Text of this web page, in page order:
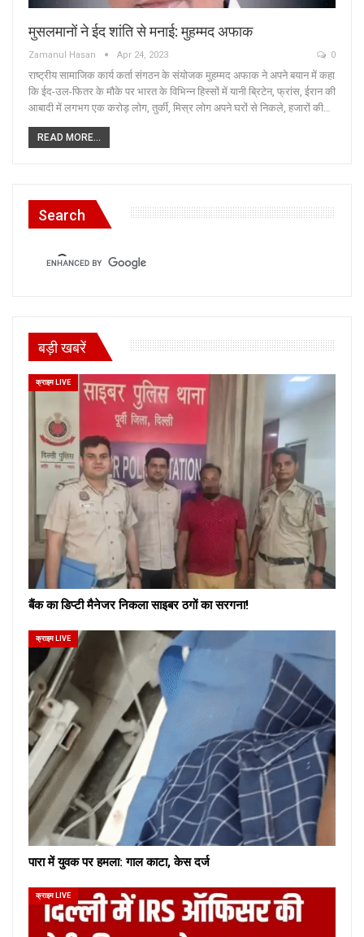
मुसलमानों ने ईद शांति से मनाई: मुहम्मद अफाक
Zamanul Hasan Apr 24, 2023 0
राष्ट्रीय सामाजिक कार्य कर्ता संगठन के संयोजक मुहम्मद अफाक ने अपने बयान में कहा
कि ईद-उल-फितर के मौके पर भारत के विभिन्न हिस्सों में यानी ब्रिटेन, फ्रांस, ईरान की
आबादी में लगभग एक करोड़ लोग, तुर्की, मिस्र लोग अपने घरों से निकले, हजारों की…
READ MORE...
Search
बड़ी खबरें
क्राइम LIVE
बैंक का डिप्टी मैनेजर निकला साइबर ठगों का सरगना!
क्राइम LIVE
पारा में युवक पर हमला: गाल काटा, केस दर्ज
क्राइम LIVE